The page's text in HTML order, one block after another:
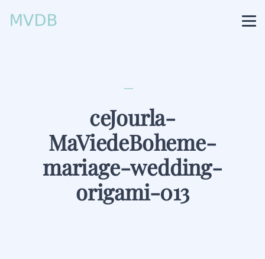
ceJourla-
MaViedeBoheme-
mariage-wedding-
origami-013